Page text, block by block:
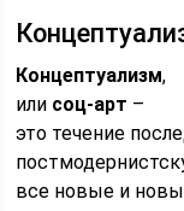
Концептуализм,
или соц-арт –
это течение
все новые и